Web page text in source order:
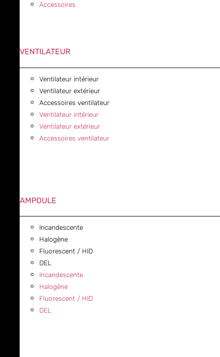
Accessoires
VENTILATEUR
Ventilateur intérieur
Ventilateur extérieur
Accessoires ventilateur
Ventilateur intérieur
Ventilateur extérieur
Accessoires ventilateur
AMPOULE
Incandescente
Halogène
Fluorescent / HID
DEL
Incandescente
Halogène
Fluorescent / HID
DEL